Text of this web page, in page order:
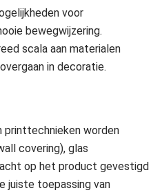
voor
bewegwijzering.
scala aan materialen
in decoratie.
printtechnieken worden
covering), glas
op het product gevestigd
juiste toepassing van